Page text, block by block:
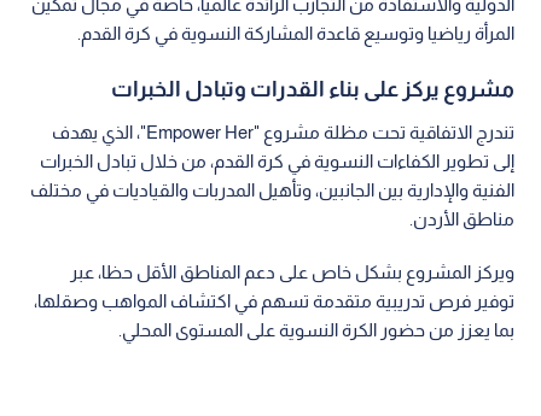
الدولية والاستفادة من التجارب الرائدة عالميا، خاصة في مجال تمكين
المرأة رياضيا وتوسيع قاعدة المشاركة النسوية في كرة القدم.
مشروع يركز على بناء القدرات وتبادل الخبرات
تندرج الاتفاقية تحت مظلة مشروع "Empower Her"، الذي يهدف
إلى تطوير الكفاءات النسوية في كرة القدم، من خلال تبادل الخبرات
الفنية والإدارية بين الجانبين، وتأهيل المدربات والقياديات في مختلف
مناطق الأردن.
ويركز المشروع بشكل خاص على دعم المناطق الأقل حظا، عبر
توفير فرص تدريبية متقدمة تسهم في اكتشاف المواهب وصقلها،
بما يعزز من حضور الكرة النسوية على المستوى المحلي.